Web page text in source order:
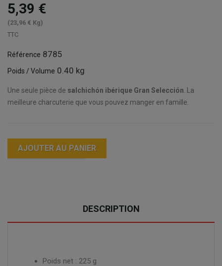
5,39 €
(23,96 € Kg)
TTC
Référence 8785
Poids / Volume 0.40 kg
Une seule pièce de salchichón ibérique Gran Selección
La
meilleure charcuterie que vous pouvez manger en famille.
AJOUTER AU PANIER
DESCRIPTION
Poids net : 225 g